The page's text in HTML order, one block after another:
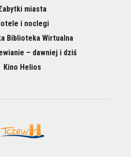
miasta
i noclegi
Biblioteka Wirtualna
– dawniej i dziś
Kino Helios